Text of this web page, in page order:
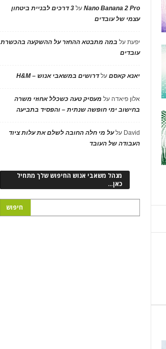
Nano Banana 2 Proעל
3 דרכים לבניית ביטחון
עצמי של עובדים
יפעתעל במה מתבטא ההחזר על ההשקעה בהכשרת
עובדים
יאנא קאסםעלדרושים במשאבי אנוש – H&M
אלון פיאדה על מעסיק טעה כשכלל אחוזי משרה
בחישוב ימי חופשה שנתית – והפסיד בתביעה
David עלעל מי חלה החובה לשלם את עלות ציוד
העבודה של העובד
מנהל משאבי אנוש החיפוש שלך מתחיל
כאן…